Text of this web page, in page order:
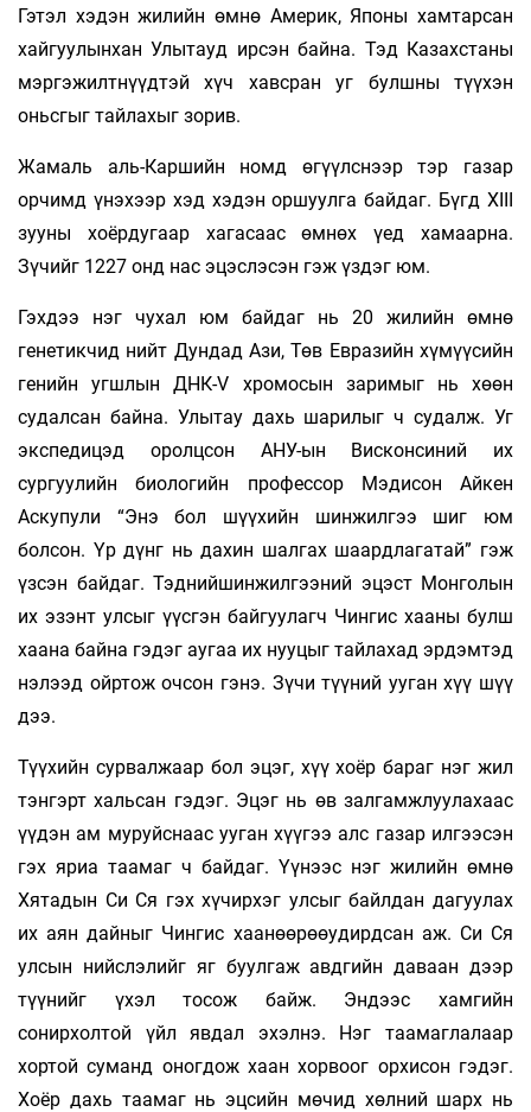
Гэтэл хэдэн жилийн өмнө Америк, Японы хамтарсан
хайгуулынхан Улытауд ирсэн байна. Тэд Казахстаны
мэргэжилтнүүдтэй хүч хавсран уг булшны түүхэн
оньсгыг тайлахыг зорив.
Жамаль аль-Каршийн номд өгүүлснээр тэр газар
орчимд үнэхээр хэд хэдэн оршуулга байдаг. Бүгд XIII
зууны хоёрдугаар хагасаас өмнөх үед хамаарна.
Зүчийг 1227 онд нас эцэслэсэн гэж үздэг юм.
Гэхдээ нэг чухал юм байдаг нь 20 жилийн өмнө
генетикчид нийт Дундад Ази, Төв Евразийн хүмүүсийн
генийн угшлын ДНК-V хромосын заримыг нь хөөн
судалсан байна. Улытау дахь шарилыг ч судалж. Уг
экспедицэд оролцсон АНУ-ын Висконсиний их
сургуулийн биологийн профессор Мэдисон Айкен
Аскупули “Энэ бол шүүхийн шинжилгээ шиг юм
болсон. Үр дүнг нь дахин шалгах шаардлагатай” гэж
үзсэн байдаг. Тэднийшинжилгээний эцэст Монголын
их эзэнт улсыг үүсгэн байгуулагч Чингис хааны булш
хаана байна гэдэг аугаа их нууцыг тайлахад эрдэмтэд
нэлээд ойртож очсон гэнэ. Зүчи түүний ууган хүү шүү
дээ.
Түүхийн сурвалжаар бол эцэг, хүү хоёр бараг нэг жил
тэнгэрт хальсан гэдэг. Эцэг нь өв залгамжлуулахаас
үүдэн ам муруйснаас ууган хүүгээ алс газар илгээсэн
гэх яриа таамаг ч байдаг. Үүнээс нэг жилийн өмнө
Хятадын Си Ся гэх хүчирхэг улсыг байлдан дагуулах
их аян дайныг Чингис хаанөөрөөудирдсан аж. Си Ся
улсын нийслэлийг яг буулгаж авдгийн даваан дээр
түүнийг үхэл тосож байж. Эндээс хамгийн
сонирхолтой үйл явдал эхэлнэ. Нэг таамаглалаар
хортой суманд оногдож хаан хорвоог орхисон гэдэг.
Хоёр дахь таамаг нь эцсийн мөчид хөлний шарх нь